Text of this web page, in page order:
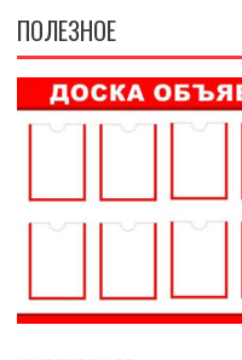
ПОЛЕЗНОЕ